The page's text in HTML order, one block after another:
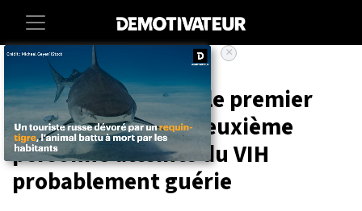
Societe
Sida : 10 ans après le premier
cas mondial, une deuxième
personne atteinte du VIH
probablement guérie
×